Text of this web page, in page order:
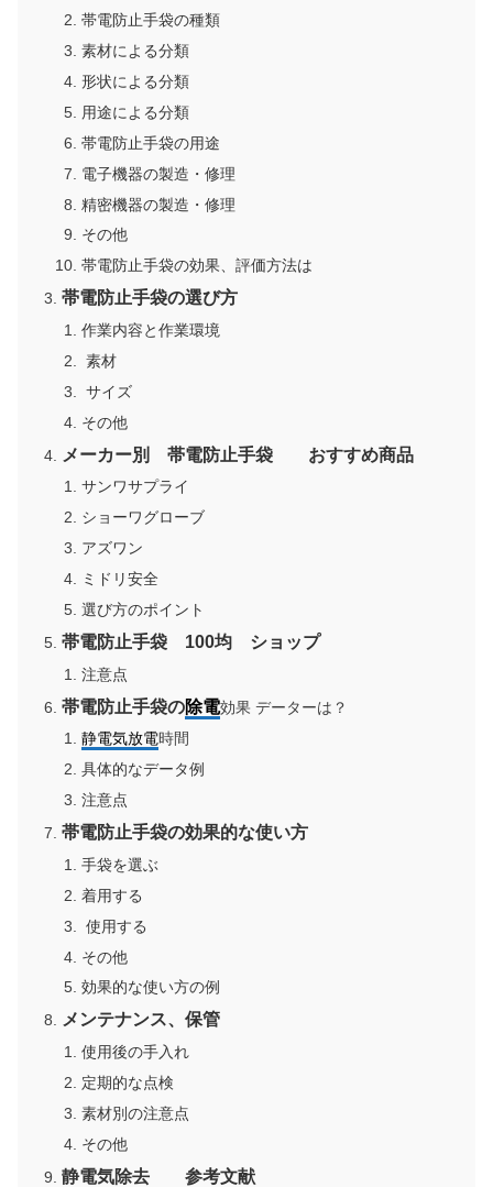
帯電防止手袋の種類
素材による分類
形状による分類
用途による分類
帯電防止手袋の用途
電子機器の製造・修理
精密機器の製造・修理
その他
帯電防止手袋の効果、評価方法は
帯電防止手袋の選び方
作業内容と作業環境
素材
サイズ
その他
メーカー別 帯電防止手袋 おすすめ商品
サンワサプライ
ショーワグローブ
アズワン
ミドリ安全
選び方のポイント
帯電防止手袋 100均 ショップ
注意点
帯電防止手袋の除電効果 データーは？
静電気放電時間
具体的なデータ例
注意点
帯電防止手袋の効果的な使い方
手袋を選ぶ
着用する
使用する
その他
効果的な使い方の例
メンテナンス、保管
使用後の手入れ
定期的な点検
素材別の注意点
その他
静電気除去 参考文献